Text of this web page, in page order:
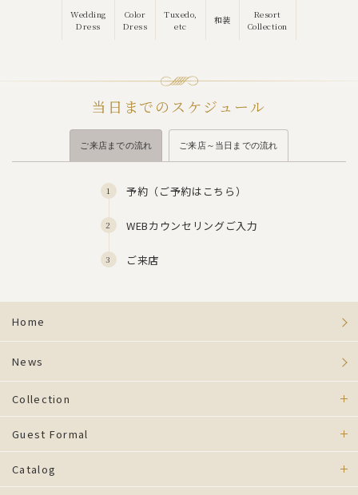
Wedding
Dress
Color
Dress
Tuxedo,
etc
和装
Resort
Collection
当日までのスケジュール
ご来店までの流れ ご来店～当日までの流れ
予約（ご予約はこちら）
WEBカウンセリングご入力
ご来店
Home
News
Collection
Guest Formal
Catalog